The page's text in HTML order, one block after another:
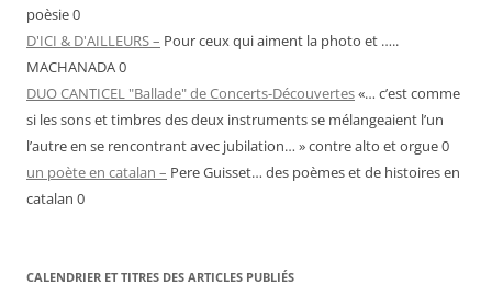
poèsie 0
D'ICI & D'AILLEURS – Pour ceux qui aiment la photo et …..
MACHANADA 0
DUO CANTICEL "Ballade" de Concerts-Découvertes«… c’est comme
si les sons et timbres des deux instruments se mélangeaient l’un
l’autre en se rencontrant avec jubilation… » contre alto et orgue 0
un poète en catalan – Pere Guisset… des poèmes et de histoires en
catalan 0
CALENDRIER ET TITRES DES ARTICLES PUBLIÉS